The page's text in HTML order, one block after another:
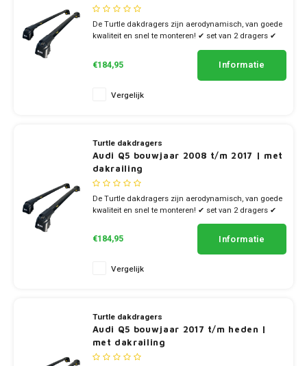
De Turtle dakdragers zijn aerodynamisch, van goede
kwaliteit en snel te monteren! ✔ set van 2 dragers ✔
€184,95 Informatie
Vergelijk
Turtle dakdragers
Audi Q5 bouwjaar 2008 t/m 2017 | met
dakrailing
De Turtle dakdragers zijn aerodynamisch, van goede
kwaliteit en snel te monteren! ✔ set van 2 dragers ✔
€184,95 Informatie
Vergelijk
Turtle dakdragers
Audi Q5 bouwjaar 2017 t/m heden |
met dakrailing